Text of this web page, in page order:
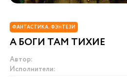
ФАНТАСТИКА. ФЭНТЕЗИ
А БОГИ ТАМ ТИХИЕ
Автор:
Исполнители: